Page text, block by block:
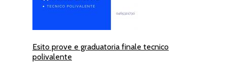
Esito prove e graduatoria finale tecnico
polivalente